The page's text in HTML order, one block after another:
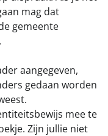
mag dat
gemeente
aangegeven,
gedaan worden
mee te
Zijn jullie niet